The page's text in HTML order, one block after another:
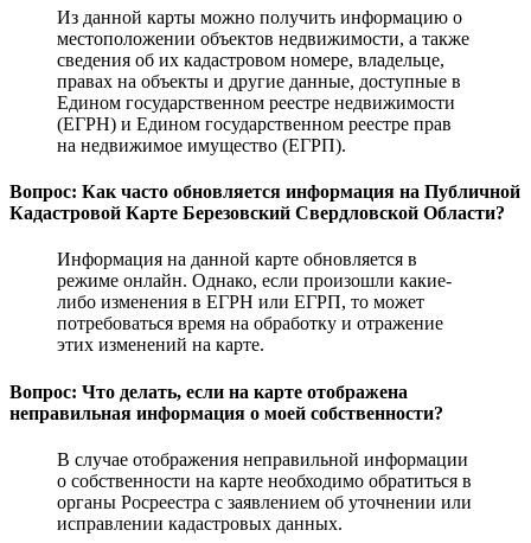
Из данной карты можно получить информацию о
местоположении объектов недвижимости, а также
сведения об их кадастровом номере, владельце,
правах на объекты и другие данные, доступные в
Едином государственном реестре недвижимости
(ЕГРН) и Едином государственном реестре прав
на недвижимое имущество (ЕГРП).
Вопрос: Как часто обновляется информация на Публичной
Кадастровой Карте Березовский Свердловской Области?
Информация на данной карте обновляется в
режиме онлайн. Однако, если произошли какие-
либо изменения в ЕГРН или ЕГРП, то может
потребоваться время на обработку и отражение
этих изменений на карте.
Вопрос: Что делать, если на карте отображена
неправильная информация о моей собственности?
В случае отображения неправильной информации
о собственности на карте необходимо обратиться в
органы Росреестра с заявлением об уточнении или
исправлении кадастровых данных.